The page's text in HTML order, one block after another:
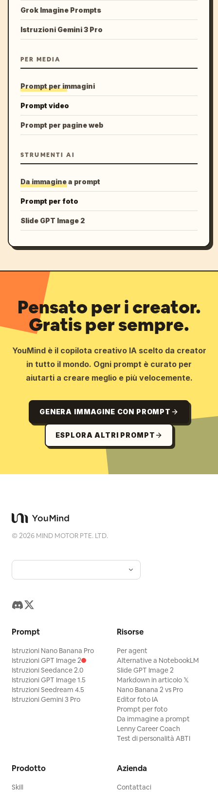
Grok Imagine Prompts
Istruzioni Gemini 3 Pro
PER MEDIA
Prompt per immagini
Prompt video
Prompt per pagine web
STRUMENTI AI
Da immagine a prompt
Prompt per foto
Slide GPT Image 2
Pensato per i creator.
Gratis per sempre.
YouMind è il copilota creativo IA scelto da creator
in tutto il mondo. Ogni prompt è curato per
aiutarti a creare meglio e più velocemente.
GENERA IMMAGINE CON PROMPT
ESPLORA ALTRI PROMPT
©2026 MIND MOTOR PTE. LTD.
Prompt
Istruzioni Nano Banana Pro
Istruzioni GPT Image 2
Istruzioni Seedance 2.0
Istruzioni GPT Image 1.5
Istruzioni Seedream 4.5
Istruzioni Gemini 3 Pro
Risorse
Per agent
Alternative a NotebookLM
Slide GPT Image 2
Markdown in articolo 𝕏
Nano Banana 2 vs Pro
Editor foto IA
Prompt per foto
Da immagine a prompt
Lenny Career Coach
Test di personalità ABTI
Prodotto
Skill
Azienda
Contattaci